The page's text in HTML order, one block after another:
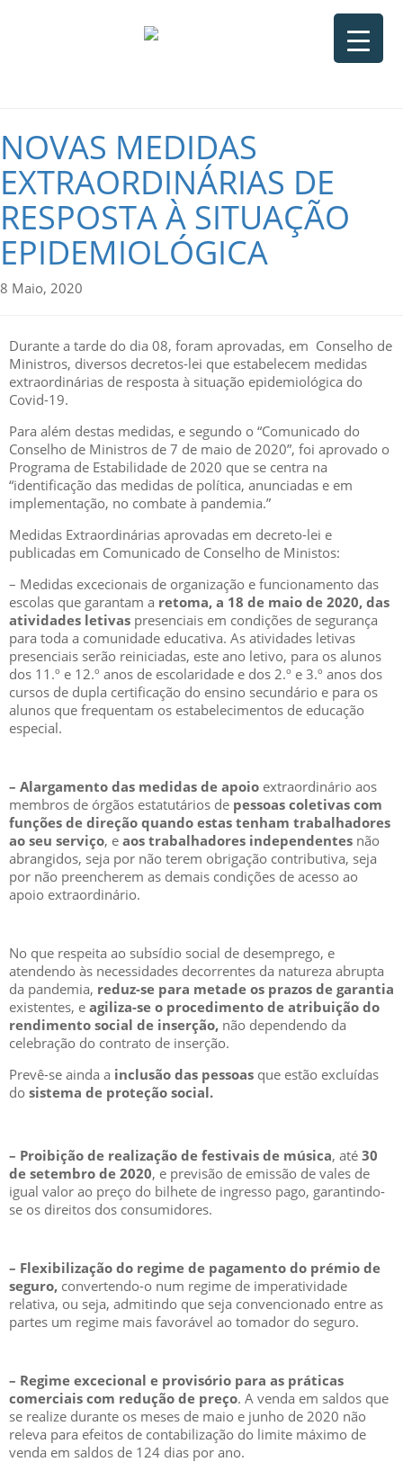
NOVAS MEDIDAS
EXTRAORDINÁRIAS DE
RESPOSTA À SITUAÇÃO
EPIDEMIOLÓGICA
8 Maio, 2020
Durante a tarde do dia 08, foram aprovadas, em Conselho de
Ministros, diversos decretos-lei que estabelecem medidas
extraordinárias de resposta à situação epidemiológica do
Covid-19.
Para além destas medidas, e segundo o “Comunicado do
Conselho de Ministros de 7 de maio de 2020”, foi aprovado o
Programa de Estabilidade de 2020 que se centra na
“identificação das medidas de política, anunciadas e em
implementação, no combate à pandemia.”
Medidas Extraordinárias aprovadas em decreto-lei e
publicadas em Comunicado de Conselho de Ministos:
– Medidas excecionais de organização e funcionamento das
escolas que garantam a retoma, a 18 de maio de 2020, das
atividades letivas presenciais em condições de segurança
para toda a comunidade educativa. As atividades letivas
presenciais serão reiniciadas, este ano letivo, para os alunos
dos 11.º e 12.º anos de escolaridade e dos 2.º e 3.º anos dos
cursos de dupla certificação do ensino secundário e para os
alunos que frequentam os estabelecimentos de educação
especial.
– Alargamento das medidas de apoio extraordinário aos
membros de órgãos estatutários de pessoas coletivas com
funções de direção quando estas tenham trabalhadores
ao seu serviço, e aos trabalhadores independentes não
abrangidos, seja por não terem obrigação contributiva, seja
por não preencherem as demais condições de acesso ao
apoio extraordinário.
No que respeita ao subsídio social de desemprego, e
atendendo às necessidades decorrentes da natureza abrupta
da pandemia, reduz-se para metade os prazos de garantia
existentes, e agiliza-se o procedimento de atribuição do
rendimento social de inserção, não dependendo da
celebração do contrato de inserção.
Prevê-se ainda a inclusão das pessoas que estão excluídas
do sistema de proteção social.
– Proibição de realização de festivais de música, até 30
de setembro de 2020, e previsão de emissão de vales de
igual valor ao preço do bilhete de ingresso pago, garantindo-
se os direitos dos consumidores.
– Flexibilização do regime de pagamento do prémio de
seguro, convertendo-o num regime de imperatividade
relativa, ou seja, admitindo que seja convencionado entre as
partes um regime mais favorável ao tomador do seguro.
– Regime excecional e provisório para as práticas
comerciais com redução de preço. A venda em saldos que
se realize durante os meses de maio e junho de 2020 não
releva para efeitos de contabilização do limite máximo de
venda em saldos de 124 dias por ano.